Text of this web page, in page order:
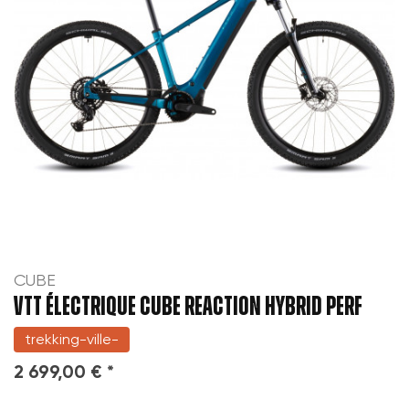
Créer une nouvelle liste
Annuler
Créer une liste d'envies
((cancelText))
((modalDeleteText))
Annuler
Connexion
CUBE
VTT électrique CUBE REACTION HYBRID PERF
trekking-ville-
2 699,00 € *